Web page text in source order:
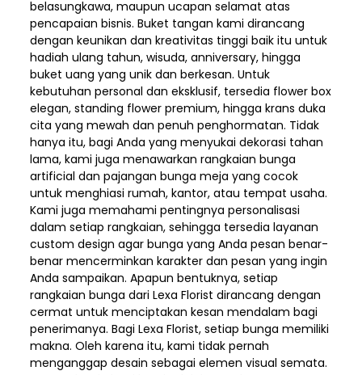
belasungkawa, maupun ucapan selamat atas
pencapaian bisnis. Buket tangan kami dirancang
dengan keunikan dan kreativitas tinggi baik itu untuk
hadiah ulang tahun, wisuda, anniversary, hingga
buket uang yang unik dan berkesan. Untuk
kebutuhan personal dan eksklusif, tersedia flower box
elegan, standing flower premium, hingga krans duka
cita yang mewah dan penuh penghormatan. Tidak
hanya itu, bagi Anda yang menyukai dekorasi tahan
lama, kami juga menawarkan rangkaian bunga
artificial dan pajangan bunga meja yang cocok
untuk menghiasi rumah, kantor, atau tempat usaha.
Kami juga memahami pentingnya personalisasi
dalam setiap rangkaian, sehingga tersedia layanan
custom design agar bunga yang Anda pesan benar-
benar mencerminkan karakter dan pesan yang ingin
Anda sampaikan. Apapun bentuknya, setiap
rangkaian bunga dari Lexa Florist dirancang dengan
cermat untuk menciptakan kesan mendalam bagi
penerimanya. Bagi Lexa Florist, setiap bunga memiliki
makna. Oleh karena itu, kami tidak pernah
menganggap desain sebagai elemen visual semata.